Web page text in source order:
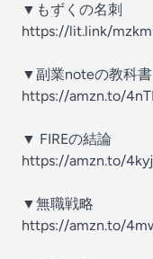
▼もずくの名刺
https://lit.link/
▼副業noteの教科書
https://amzn.to/
▼ FIREの結論
https://amzn.to/
▼無職戦略
https://amzn.to/